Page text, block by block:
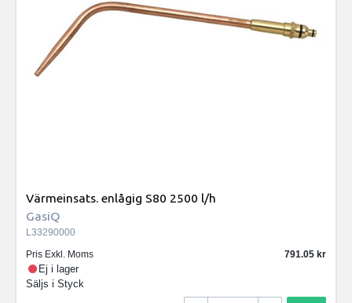
Värmeinsats. enlågig S80 2500 l/h
GasiQ
L33290000
Pris Exkl. Moms
791.05
Ej i lager
Säljs i Styck